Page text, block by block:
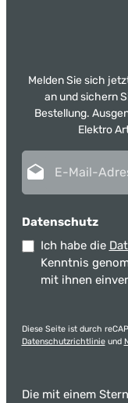
Melden Sie sich
an und sichern
Bestellung.
Elektro
Datenschutz
Ich habe die
Kenntnis
mit ihnen
Diese Seite ist durch
Datenschutzrichtlinieund
Die mit einem